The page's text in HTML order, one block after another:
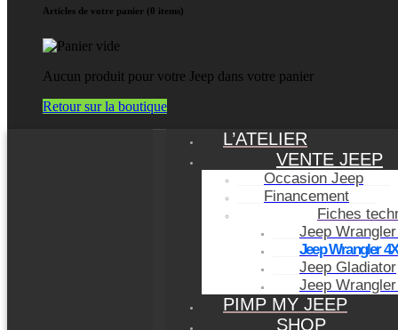
Articles de votre panier (0 items)
Aucun produit pour votre Jeep dans votre panier
Retour sur la boutique
L’ATELIER
VENTE JEEP
Occasion Jeep
Financement
Fiches
Jeep
Jeep Wrangler
Jeep Gladiator
Jeep
PIMP MY JEEP
SHOP